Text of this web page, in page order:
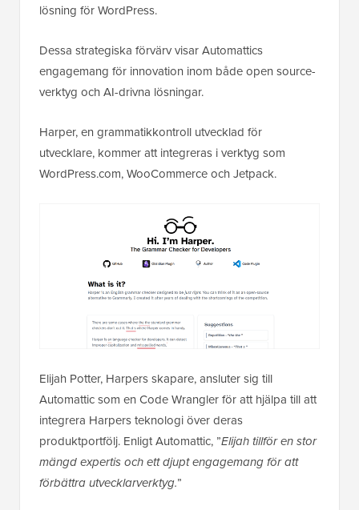
lösning för WordPress.
Dessa strategiska förvärv visar Automattics
engagemang för innovation inom både open source-
verktyg och AI-drivna lösningar.
Harper, en grammatikkontroll utvecklad för
utvecklare, kommer att integreras i verktyg som
WordPress.com, WooCommerce och Jetpack.
Elijah Potter, Harpers skapare, ansluter sig till
Automattic som en Code Wrangler för att hjälpa till att
integrera Harpers teknologi över deras
produktportfölj. Enligt Automattic, ”Elijah tillför en stor
mängd expertis och ett djupt engagemang för att
förbättra utvecklarverktyg.”